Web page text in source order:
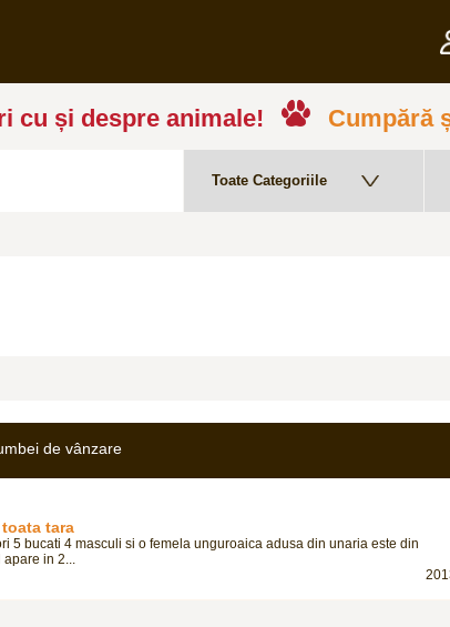
cu și despre animale! Cumpără
de vânzare
tara
5 bucati 4 masculi si o femela unguroaica adusa din unaria este din
in 2...